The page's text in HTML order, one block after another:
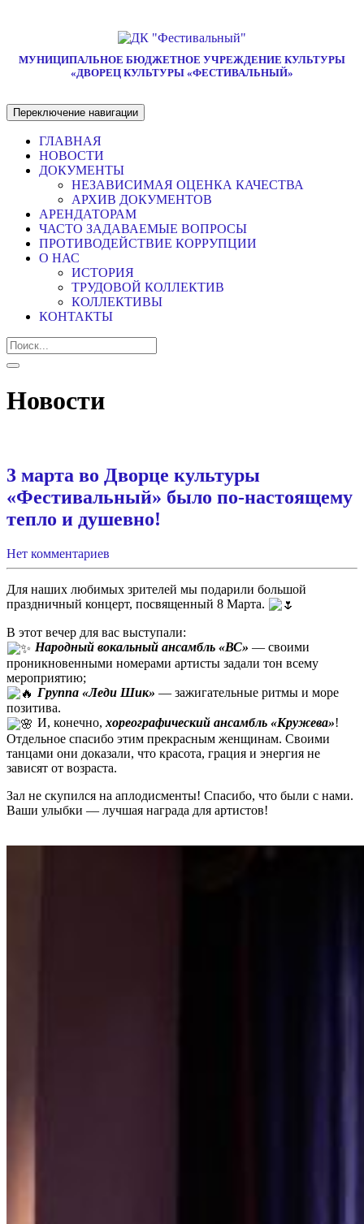
МУНИЦИПАЛЬНОЕ БЮДЖЕТНОЕ УЧРЕЖДЕНИЕ КУЛЬТУРЫ
«ДВОРЕЦ КУЛЬТУРЫ «ФЕСТИВАЛЬНЫЙ»
Переключение навигации
ГЛАВНАЯ
НОВОСТИ
ДОКУМЕНТЫ
НЕЗАВИСИМАЯ ОЦЕНКА КАЧЕСТВА
АРХИВ ДОКУМЕНТОВ
АРЕНДАТОРАМ
ЧАСТО ЗАДАВАЕМЫЕ ВОПРОСЫ
ПРОТИВОДЕЙСТВИЕ КОРРУПЦИИ
О НАС
ИСТОРИЯ
ТРУДОВОЙ КОЛЛЕКТИВ
КОЛЛЕКТИВЫ
КОНТАКТЫ
Новости
3 марта во Дворце культуры
«Фестивальный» было по-настоящему
тепло и душевно!
Нет комментариев
Для наших любимых зрителей мы подарили большой
праздничный концерт, посвященный 8 Марта.
В этот вечер для вас выступали:
Народный вокальный ансамбль «ВС» — своими
проникновенными номерами артисты задали тон всему
мероприятию;
Группа «Леди Шик» — зажигательные ритмы и море
позитива.
И, конечно,хореографический ансамбль «Кружева»!
Отдельное спасибо этим прекрасным женщинам. Своими
танцами они доказали, что красота, грация и энергия не
зависят от возраста.
Зал не скупился на аплодисменты! Спасибо, что были с нами.
Ваши улыбки — лучшая награда для артистов!